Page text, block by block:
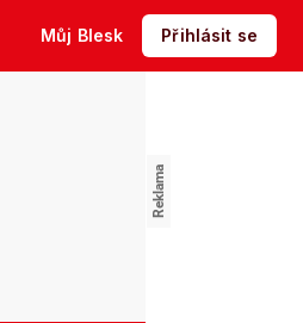
Můj Blesk Přihlásit se